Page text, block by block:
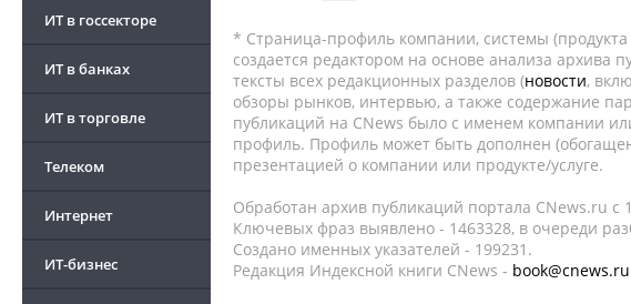
ИТ в госсекторе
ИТ в банках
ИТ в торговле
Телеком
Интернет
ИТ-бизнес
* Страница-профиль компании, системы (продукта
создается редактором на основе анализа архива
тексты всех редакционных разделов (новости,
обзоры рынков, интервью, а также содержание
публикаций на CNews было с именем компании
профиль. Профиль может быть дополнен
презентацией о компании или продукте/услуге.
Обработан архив публикаций портала CNews.ru c
Ключевых фраз выявлено - 1463328, в очереди
Создано именных указателей - 199231.
Редакция Индексной книги CNews - book@cnews.ru